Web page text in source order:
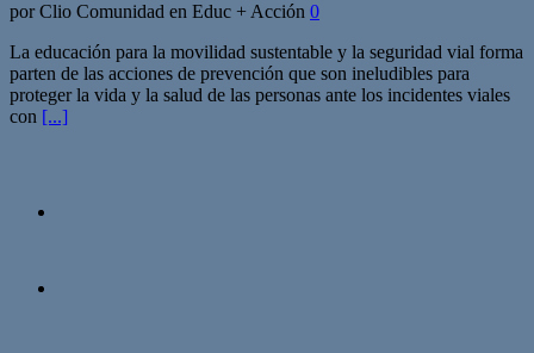
por Clio Comunidad en Educ + Acción 0
La educación para la movilidad sustentable y la seguridad vial forma
parten de las acciones de prevención que son ineludibles para
proteger la vida y la salud de las personas ante los incidentes viales
con [...]